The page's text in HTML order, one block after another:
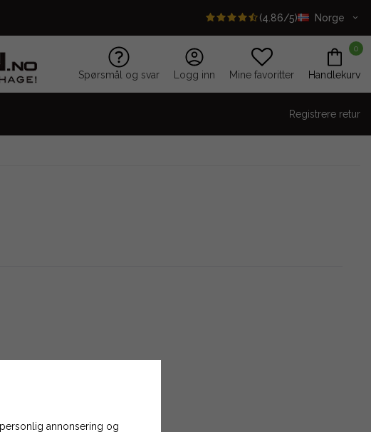
(4.86/5) Norge
Spørsmål og svar Logg inn Mine favoritter
0
Handlekurv
Registrere retur
annonsering og